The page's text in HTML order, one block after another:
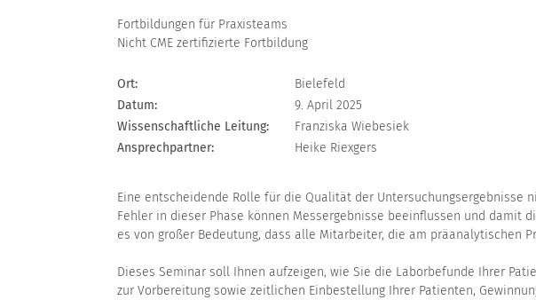
Fortbildungen für Praxisteams
Nicht CME zertifizierte Fortbildung
Ort:
Bielefeld
Datum:
9. April 2025
Wissenschaftliche Leitung:
Franziska Wiebesiek
Ansprechpartner:
Heike Riexgers
Eine entscheidende Rolle für die Qualität der Untersuchungsergebnisse
Fehler in dieser Phase können Messergebnisse beeinflussen und damit
es von großer Bedeutung, dass alle Mitarbeiter, die am präanalytischen
Dieses Seminar soll Ihnen aufzeigen, wie Sie die Laborbefunde Ihrer
zur Vorbereitung sowie zeitlichen Einbestellung Ihrer Patienten,